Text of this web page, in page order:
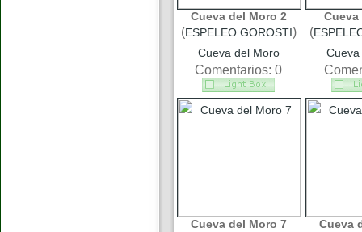
Cueva del Moro 2
(ESPELEO GOROSTI)
Cueva del Moro
Comentarios: 0
(
Cueva del Moro 7 Cueva